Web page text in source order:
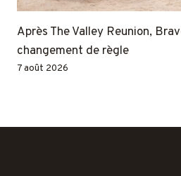
Après The Valley Reunion,
changement de règle
7 août 2026